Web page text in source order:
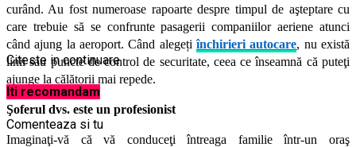
curând. Au fost numeroase rapoarte despre timpul de aşteptare cu
care trebuie să se confrunte pasagerii companiilor aeriene atunci
când ajung la aeroport. Când alegeți închirieri autocare, nu există
linii sau puncte de control de securitate, ceea ce înseamnă că puteţi
ajunge la călătorii mai repede.
Şoferul dvs. este un profesionist
Imaginaţi-vă că vă conduceţi întreaga familie într-un oraş
Citeste in continuare
Iti recomandam
Comenteaza si tu